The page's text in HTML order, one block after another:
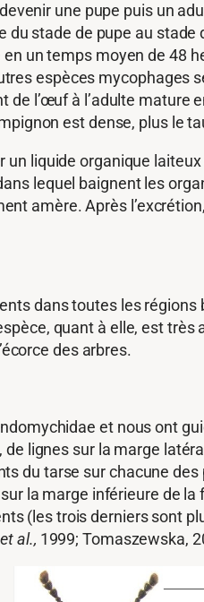
une pupe puis un
stade de pupe au
un temps moyen de 48
espèces
l’œuf à l’adulte
est dense, plus le
liquide organique
lequel baignent les
amère. Après
dans toutes les
quant à elle, est
des arbres.
et nous ont
de lignes sur la marge
du tarse sur chacune
la marge inférieure de la
(les trois derniers sont
et al., 1999; Tomaszewska,